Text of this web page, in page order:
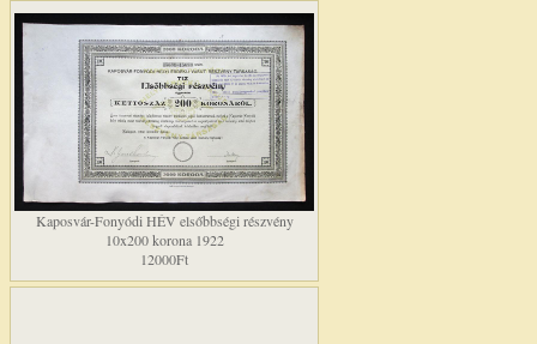
Kaposvár-Fonyódi HÉV elsőbbségi részvény
10x200 korona 1922
12000Ft